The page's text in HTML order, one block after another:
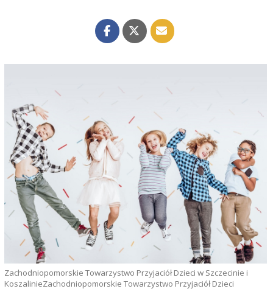
Zachodniopomorskie Towarzystwo Przyjaciół Dzieci w Szczecinie i
KoszalinieZachodniopomorskie Towarzystwo Przyjaciół Dzieci